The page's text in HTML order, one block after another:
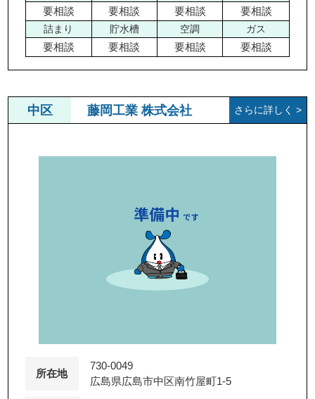
要相談
要相談
要相談
要相談
詰まり
要相談
貯水槽
要相談
空調
要相談
ガス
要相談
中区 藤岡工業 株式会社 さらに詳しく >
所在地
730-0049
広島県広島市中区南竹屋町1-5